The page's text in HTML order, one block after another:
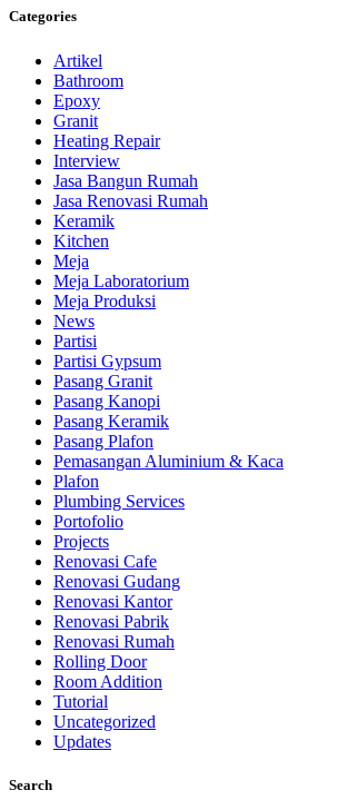
Categories
Artikel
Bathroom
Epoxy
Granit
Heating Repair
Interview
Jasa Bangun Rumah
Jasa Renovasi Rumah
Keramik
Kitchen
Meja
Meja Laboratorium
Meja Produksi
News
Partisi
Partisi Gypsum
Pasang Granit
Pasang Kanopi
Pasang Keramik
Pasang Plafon
Pemasangan Aluminium & Kaca
Plafon
Plumbing Services
Portofolio
Projects
Renovasi Cafe
Renovasi Gudang
Renovasi Kantor
Renovasi Pabrik
Renovasi Rumah
Rolling Door
Room Addition
Tutorial
Uncategorized
Updates
Search